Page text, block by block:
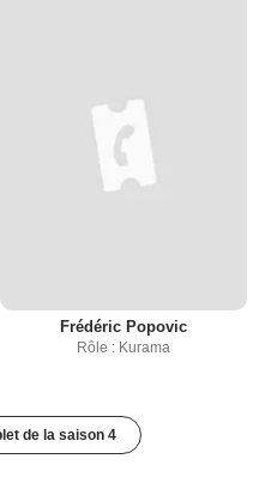
Frédéric Popovic
Rôle : Kurama
de la saison 4